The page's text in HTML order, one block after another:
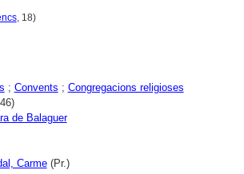
, 18)
; Convents ; Congregacions religioses
de Balaguer
Carme(Pr.)